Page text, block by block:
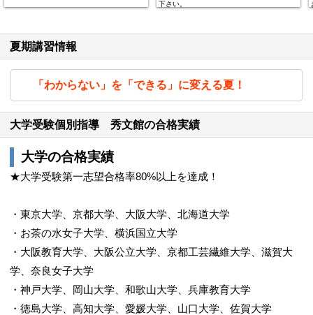
下さい。
夏期講習情報
「わからない」を「できる」に変える夏！
大学受験個別指導 秀文館の合格実績
大学の合格実績
★大学受験第一志望合格率80%以上を達成！
・東京大学、京都大学、大阪大学、北海道大学
・お茶の水女子大学、横浜国立大学
・大阪教育大学、大阪公立大学、京都工芸繊維大学、滋賀大
学、奈良女子大学
・神戸大学、岡山大学、和歌山大学、兵庫教育大学
・徳島大学、高知大学、愛媛大学、山口大学、佐賀大学